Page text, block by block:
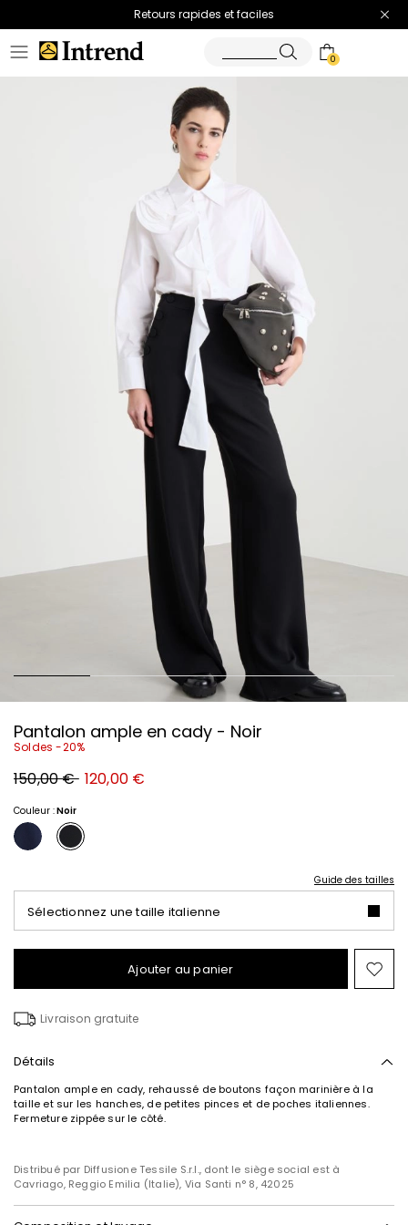
Retours rapides et faciles
0
Pantalon ample en cady - Noir
Soldes -20%
Prix
original
€
150,00 € Nouveau
prix
120,00 €
Couleur :Noir
Guide des tailles
Sélectionnez une taille italienne
Ajouter au panier
Livraison gratuite
Détails
Pantalon ample en cady, rehaussé de boutons façon marinière à la
taille et sur les hanches, de petites pinces et de poches italiennes.
Fermeture zippée sur le côté.
Distribué par Diffusione Tessile S.r.l., dont le siège social est à
Cavriago, Reggio Emilia (Italie), Via Santi n° 8, 42025